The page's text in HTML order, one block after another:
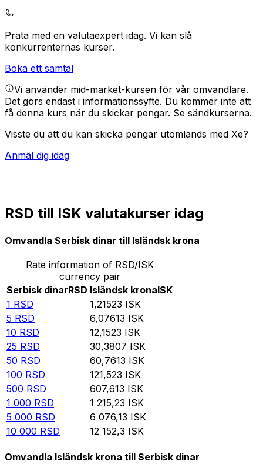
Prata med en valutaexpert idag. Vi kan slå
konkurrenternas kurser.
Boka ett samtal
Vi använder mid-market-kursen för vår omvandlare.
Det görs endast i informationssyfte. Du kommer inte att
få denna kurs när du skickar pengar. Se sändkurserna.
Visste du att du kan skicka pengar utomlands med Xe?
Anmäl dig idag
RSD till ISK valutakurser idag
Omvandla Serbisk dinar till Isländsk krona
Rate information of RSD/ISK
currency pair
Serbisk dinarRSD Isländsk kronaISK
1 RSD 1,21523 ISK
5 RSD 6,07613 ISK
10 RSD 12,1523 ISK
25 RSD 30,3807 ISK
50 RSD 60,7613 ISK
100 RSD 121,523 ISK
500 RSD 607,613 ISK
1 000 RSD 1 215,23 ISK
5 000 RSD 6 076,13 ISK
10 000 RSD 12 152,3 ISK
Omvandla Isländsk krona till Serbisk dinar